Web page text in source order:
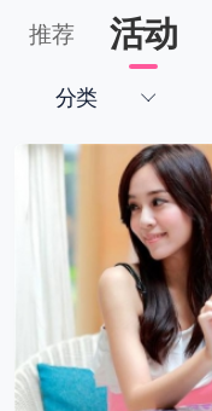
推荐 活动
分类